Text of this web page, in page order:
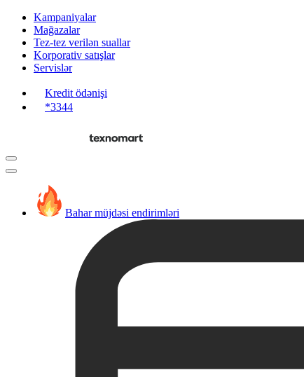
Kampaniyalar
Mağazalar
Tez-tez verilən suallar
Korporativ satışlar
Servislər
Kredit ödənişi
*3344
Bahar müjdəsi endirimləri